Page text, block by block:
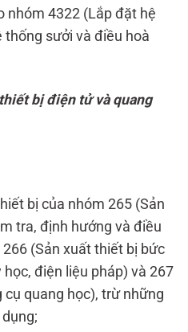
nhóm 4322 (Lắp đặt hệ
sưởi và điều hoà
bị điện tử và quang
bị của nhóm 265 (Sản
tra, định hướng và điều
(Sản xuất thiết bị bức
điện liệu pháp) và 267
cụ quang học), trừ những